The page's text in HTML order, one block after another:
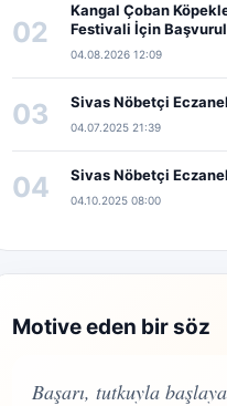
02
Kangal Çoban
Festivali İçin
04.08.2026 12:09
03 Sivas Nöbetçi
04.07.2025 21:39
04 Sivas Nöbetçi
04.10.2025 08:00
Motive eden bir söz
Başarı, tutkuyla